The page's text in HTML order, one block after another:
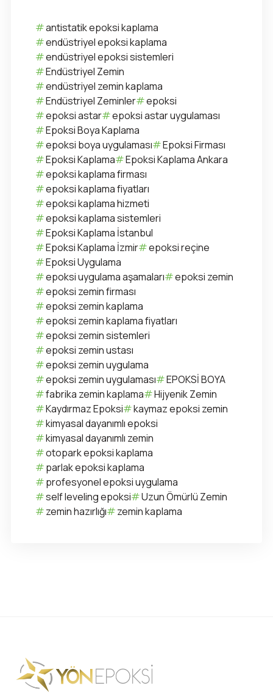
antistatik epoksi kaplama
endüstriyel epoksi kaplama
endüstriyel epoksi sistemleri
Endüstriyel Zemin
endüstriyel zemin kaplama
Endüstriyel Zeminler
epoksi
epoksi astar
epoksi astar uygulaması
Epoksi Boya Kaplama
epoksi boya uygulaması
Epoksi Firması
Epoksi Kaplama
Epoksi Kaplama Ankara
epoksi kaplama firması
epoksi kaplama fiyatları
epoksi kaplama hizmeti
epoksi kaplama sistemleri
Epoksi Kaplama İstanbul
Epoksi Kaplama İzmir
epoksi reçine
Epoksi Uygulama
epoksi uygulama aşamaları
epoksi zemin
epoksi zemin firması
epoksi zemin kaplama
epoksi zemin kaplama fiyatları
epoksi zemin sistemleri
epoksi zemin ustası
epoksi zemin uygulama
epoksi zemin uygulaması
EPOKSİ BOYA
fabrika zemin kaplama
Hijyenik Zemin
Kaydırmaz Epoksi
kaymaz epoksi zemin
kimyasal dayanımlı epoksi
kimyasal dayanımlı zemin
otopark epoksi kaplama
parlak epoksi kaplama
profesyonel epoksi uygulama
self leveling epoksi
Uzun Ömürlü Zemin
zemin hazırlığı
zemin kaplama